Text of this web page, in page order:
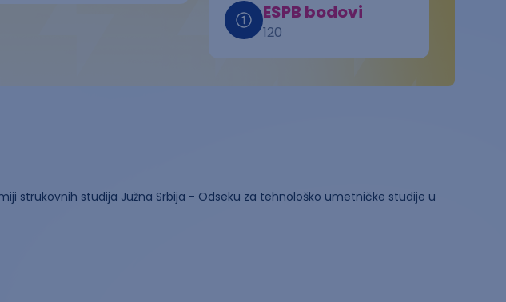
ESPB bodovi
120
strukovnih studija Južna Srbija - Odseku za tehnološko umetničke studije u